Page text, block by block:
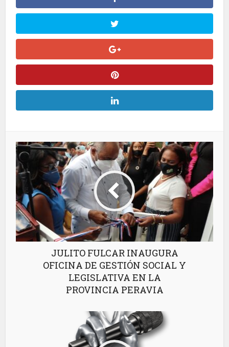
JULITO FULCAR INAUGURA
OFICINA DE GESTIÓN SOCIAL Y
LEGISLATIVA EN LA
PROVINCIA PERAVIA